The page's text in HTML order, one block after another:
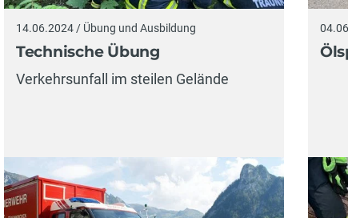
14.06.2024 / Übung und Ausbildung
Technische Übung
Verkehrsunfall im steilen Gelände